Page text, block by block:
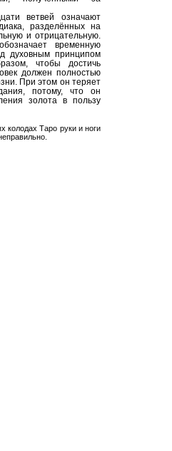
ветвей означают
разделённых на
и отрицательную.
временную
духовным принципом
чтобы достичь
должен полностью
При этом он теряет
потому, что он
золота в пользу
колодах Таро руки и ноги